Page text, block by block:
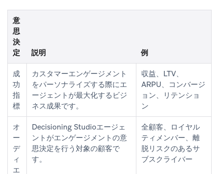
意
思
決
定
説明 例
成
功
指
標
カスタマーエンゲージメント
をパーソナライズする際にエ
ージェントが最大化するビジ
ネス成果です。
収益、LTV、
ARPU、コンバージ
ョン、リテンショ
ン
オ
ー
デ
ィ
エ
Decisioning Studioエージェ
ントがエンゲージメントの意
思決定を行う対象の顧客で
す。
全顧客、ロイヤル
ティメンバー、離
脱リスクのあるサ
ブスクライバー